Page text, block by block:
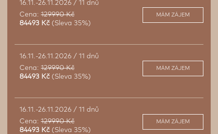
16.11.-26.11.2026 / 11 dnů
Cena: 129990 Kč
84493 Kč (Sleva 35%)
MÁM ZÁJEM
16.11.-26.11.2026 / 11 dnů
Cena: 129990 Kč
84493 Kč (Sleva 35%)
MÁM ZÁJEM
16.11.-26.11.2026 / 11 dnů
Cena: 129990 Kč
84493 Kč (Sleva 35%)
MÁM ZÁJEM